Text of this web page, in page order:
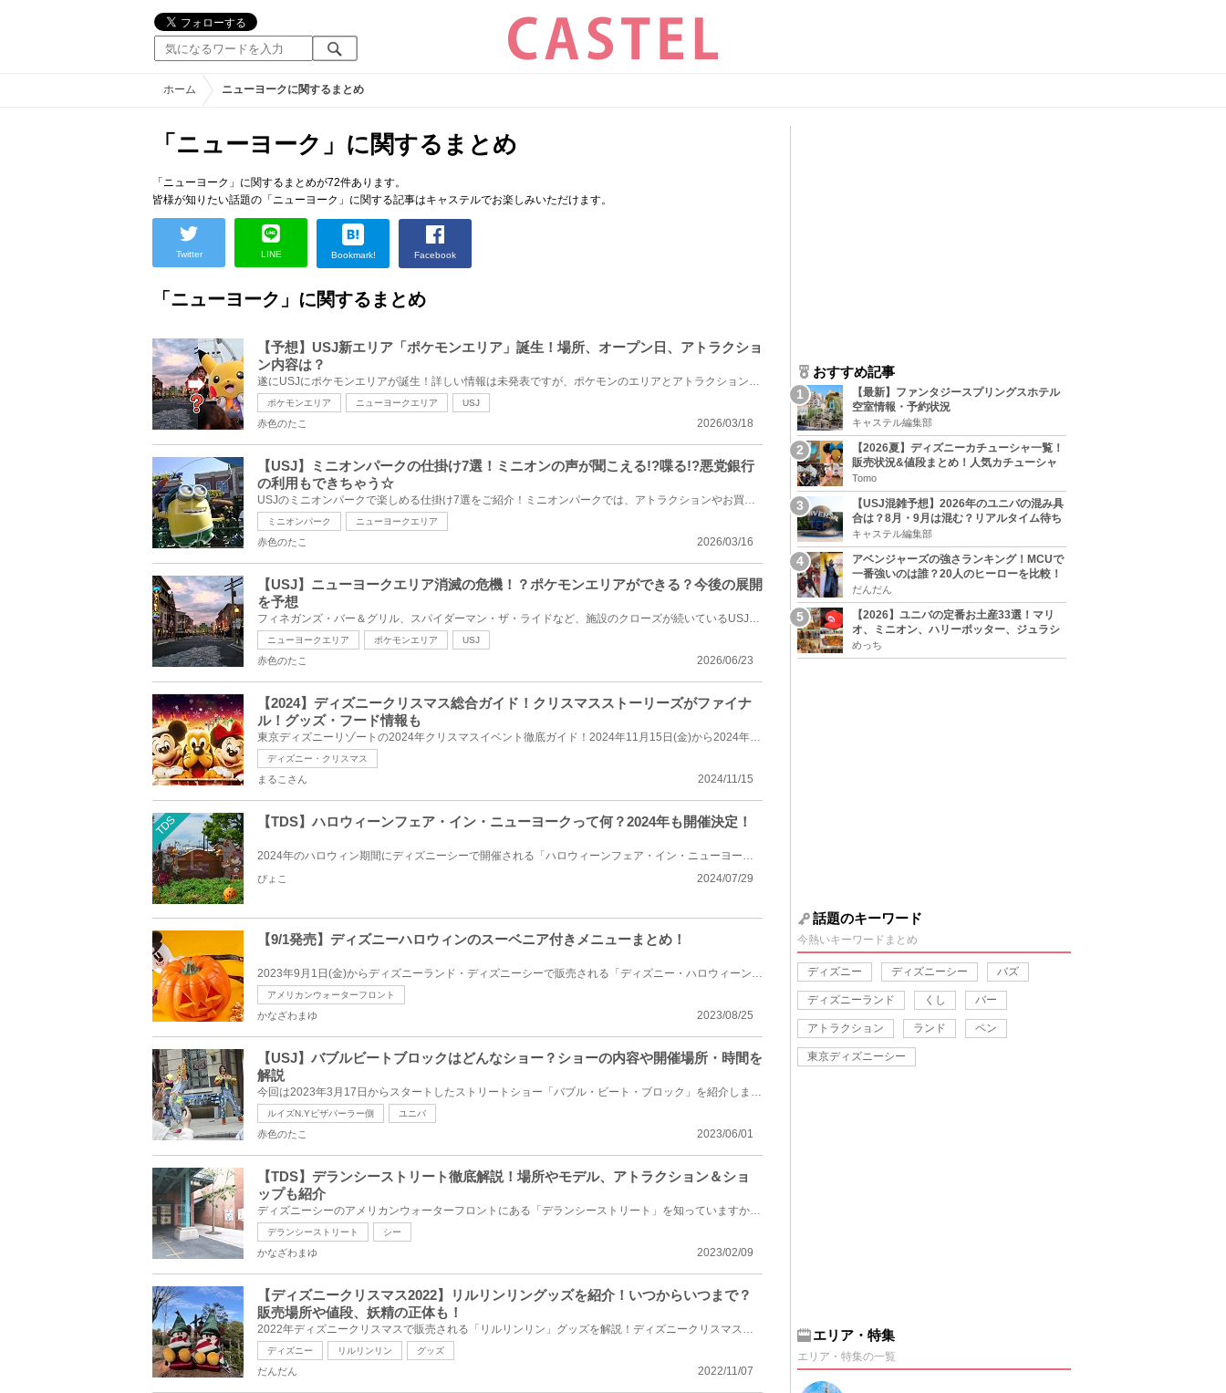
ホーム ニューヨークに関するまとめ
「ニューヨーク」に関するまとめ
「ニューヨーク」に関するまとめが72件あります。
皆様が知りたい話題の「ニューヨーク」に関する記事はキャステルでお楽しみいただけます。
Twitter LINE Bookmark! Facebook
「ニューヨーク」に関するまとめ
【予想】USJ新エリア「ポケモンエリア」誕生！場所、オープン日、アトラクショ
ン内容は？
遂にUSJにポケモンエリアが誕生！詳しい情報は未発表ですが、ポケモンのエリアとアトラクションの登場が...
ポケモンエリア ニューヨークエリア USJ
2026/03/18
赤色のたこ
【USJ】ミニオンパークの仕掛け7選！ミニオンの声が聞こえる!?喋る!?悪党銀行
の利用もできちゃう☆
USJのミニオンパークで楽しめる仕掛け7選をご紹介！ミニオンパークでは、アトラクションやお買い物を楽...
ミニオンパーク ニューヨークエリア
2026/03/16
赤色のたこ
【USJ】ニューヨークエリア消滅の危機！？ポケモンエリアができる？今後の展開
を予想
フィネガンズ・バー＆グリル、スパイダーマン・ザ・ライドなど、施設のクローズが続いているUSJのニュー...
ニューヨークエリア ポケモンエリア USJ
2026/06/23
赤色のたこ
【2024】ディズニークリスマス総合ガイド！クリスマスストーリーズがファイナ
ル！グッズ・フード情報も
東京ディズニーリゾートの2024年クリスマスイベント徹底ガイド！2024年11月15日(金)から2024年12月25日(...
ディズニー・クリスマス
2024/11/15
まるこさん
TDS 【TDS】ハロウィーンフェア・イン・ニューヨークって何？2024年も開催決定！
2024年のハロウィン期間にディズニーシーで開催される「ハロウィーンフェア・イン・ニューヨーク」をご...
2024/07/29
ぴょこ
【9/1発売】ディズニーハロウィンのスーベニア付きメニューまとめ！
2023年9月1日(金)からディズニーランド・ディズニーシーで販売される「ディズニー・ハロウィーン」のス...
アメリカンウォーターフロント
2023/08/25
かなざわまゆ
【USJ】バブルビートブロックはどんなショー？ショーの内容や開催場所・時間を
解説
今回は2023年3月17日からスタートしたストリートショー「バブル・ビート・ブロック」を紹介します。ヒッ...
ルイズN.Yピザパーラー側 ユニバ
2023/06/01
赤色のたこ
【TDS】デランシーストリート徹底解説！場所やモデル、アトラクション＆ショ
ップも紹介
ディズニーシーのアメリカンウォーターフロントにある「デランシーストリート」を知っていますか？アメ...
デランシーストリート シー
2023/02/09
かなざわまゆ
【ディズニークリスマス2022】リルリンリングッズを紹介！いつからいつまで？
販売場所や値段、妖精の正体も！
2022年ディズニークリスマスで販売される「リルリンリン」グッズを解説！ディズニークリスマスを彩る妖...
ディズニー リルリンリン グッズ
2022/11/07
だんだん
おすすめ記事
【最新】ファンタジースプリングスホテル
空室情報・予約状況
キャステル編集部
【2026夏】ディズニーカチューシャ一覧！
販売状況&値段まとめ！人気カチューシャ
をチェック
Tomo
【USJ混雑予想】2026年のユニバの混み具
合は？8月・9月は混む？リアルタイム待ち
時間アプリも
キャステル編集部
アベンジャーズの強さランキング！MCUで
一番強いのは誰？20人のヒーローを比較！
だんだん
【2026】ユニバの定番お土産33選！マリ
オ、ミニオン、ハリーポッター、ジュラシ
ックパーク、セサミ、SINGなどのグッズ情
報
めっち
話題のキーワード
今熱いキーワードまとめ
ディズニー ディズニーシー バズ
ディズニーランド くし バー
アトラクション ランド ペン
東京ディズニーシー
エリア・特集
エリア・特集の一覧